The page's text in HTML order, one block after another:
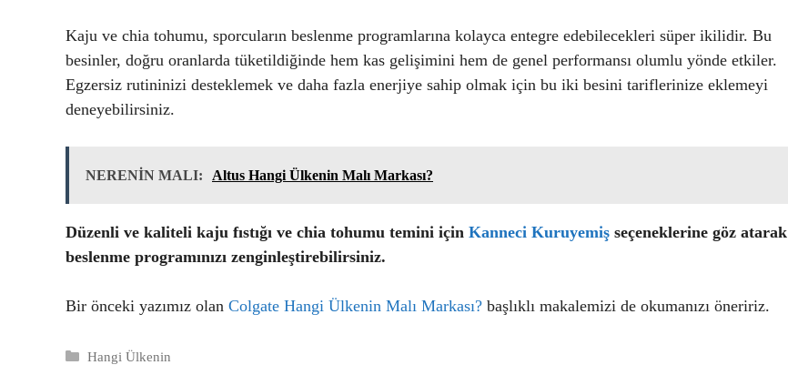
Kaju ve chia tohumu, sporcuların beslenme programlarına kolayca entegre edebilecekleri süper ikilidir. Bu
besinler, doğru oranlarda tüketildiğinde hem kas gelişimini hem de genel performansı olumlu yönde etkiler.
Egzersiz rutininizi desteklemek ve daha fazla enerjiye sahip olmak için bu iki besini tariflerinize eklemeyi
deneyebilirsiniz.
NERENİN MALI: Altus Hangi Ülkenin Malı Markası?
Düzenli ve kaliteli kaju fıstığı ve chia tohumu temini için Kanneci Kuruyemiş seçeneklerine göz atarak
beslenme programınızı zenginleştirebilirsiniz.
Bir önceki yazımız olan Colgate Hangi Ülkenin Malı Markası? başlıklı makalemizi de okumanızı öneririz.
Kategoriler
Hangi Ülkenin